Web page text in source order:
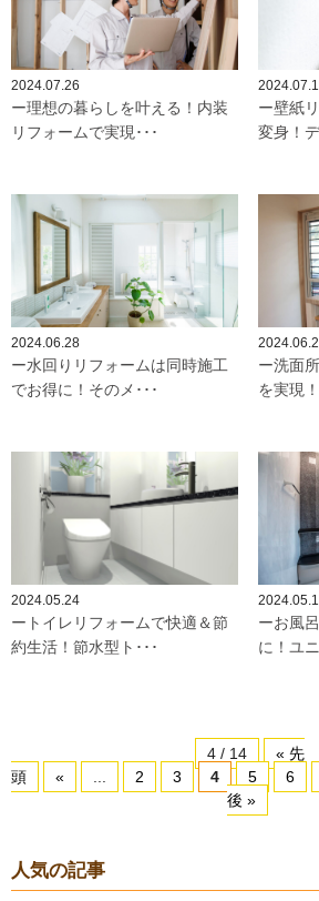
2024.07.26
ー理想の暮らしを叶える！内装
リフォームで実現･･･
ー壁紙
変身！
2024.06.28
ー水回りリフォームは同時施工
でお得に！そのメ･･･
ー洗面
を実現
2024.05.24
ートイレリフォームで快適＆節
約生活！節水型ト･･･
ーお風
に！ユ
4 / 14
« 先
頭
« 2 3 4 5 6
後 »
人気の記事